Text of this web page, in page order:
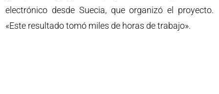
electrónico desde Suecia, que organizó el proyecto.
«Este resultado tomó miles de horas de trabajo».